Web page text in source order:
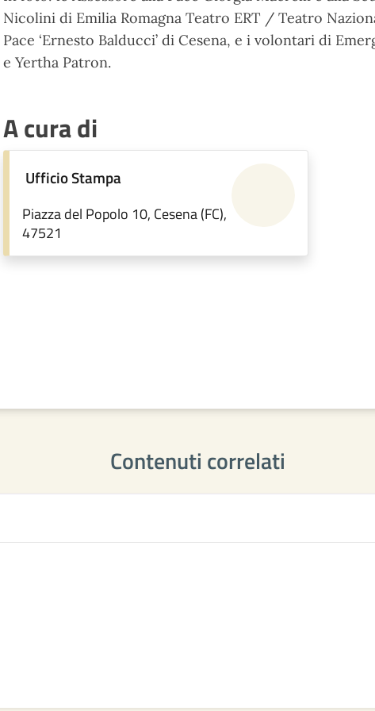
Nicolini di Emilia Romagna Teatro ERT / Teatro
Pace ‘Ernesto Balducci’ di Cesena, e i volontari di
e Yertha Patron.
A cura di
Ufficio Stampa
Piazza del Popolo 10, Cesena (FC),
47521
Contenuti correlati